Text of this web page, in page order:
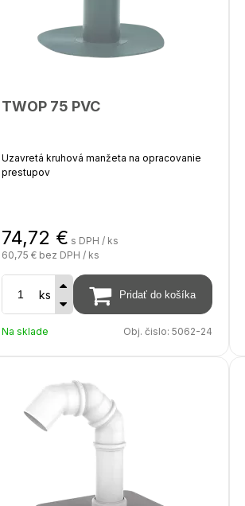
TWOP 75 PVC
Uzavretá kruhová manžeta na opracovanie
prestupov
priemer tvarovky - 200 mm
výška manžety - 150 mm
(približne RAL 7047)
74,72 € s DPH / ks
60,75 € bez DPH / ks
ks
Na sklade Obj. čislo: 5062-24